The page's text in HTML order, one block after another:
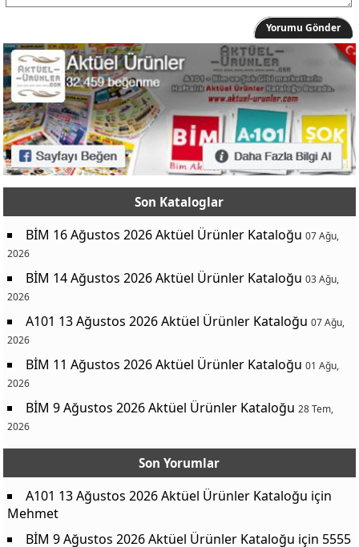
169,00 TL
Casilli Seamless Lazer Kesim Brezilian Slip Kadın119,00 TL
Casilli Seamless Boxer Erkek
159,00 TL
Comfort Family Patik Çorap Nope Desen Kadın-Erkek19,50 TL
Comfort Family Patik Çorap Erkek
99,50 TL
Comfort Family Patik Çorap Kadın
97,50 TL
Vera Bambu Babet Çorap Erkek
20,50 TL
Vera Babet Çorap Kadın
Yorumu Gönder
Son Kataloglar
BİM 16 Ağustos 2026 Aktüel Ürünler Kataloğu 07 Ağu,
2026
BİM 14 Ağustos 2026 Aktüel Ürünler Kataloğu 03 Ağu,
2026
A101 13 Ağustos 2026 Aktüel Ürünler Kataloğu 07 Ağu,
2026
BİM 11 Ağustos 2026 Aktüel Ürünler Kataloğu 01 Ağu,
2026
BİM 9 Ağustos 2026 Aktüel Ürünler Kataloğu 28 Tem,
2026
Son Yorumlar
A101 13 Ağustos 2026 Aktüel Ürünler Kataloğu için
Mehmet
BİM 9 Ağustos 2026 Aktüel Ürünler Kataloğu için 5555